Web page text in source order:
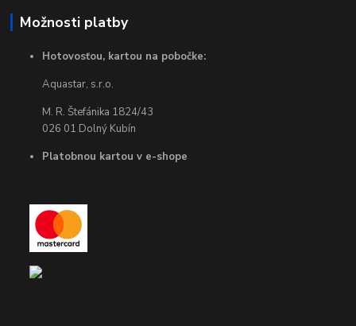
Možnosti platby
Hotovosťou, kartou na pobočke:
Aquastar, s.r.o.
M. R. Štefánika 1824/43
026 01 Dolný Kubín
Platobnou kartou v e-shope